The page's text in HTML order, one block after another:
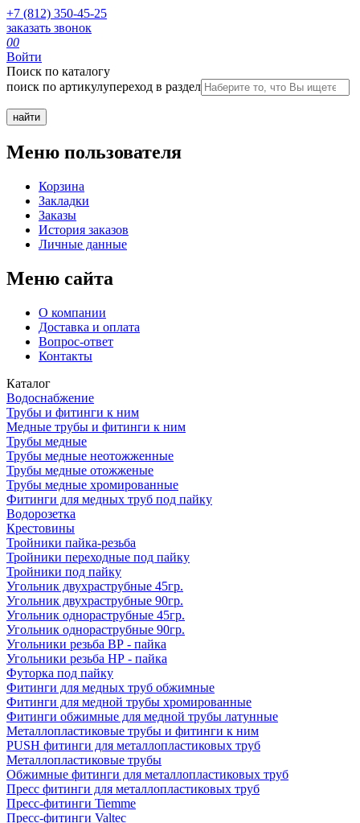
+7 (812) 350-45-25
заказать звонок
00
Войти
Поиск по каталогу
поиск по артикулупереход в раздел
Меню пользователя
Корзина
Закладки
Заказы
История заказов
Личные данные
Меню сайта
О компании
Доставка и оплата
Вопрос-ответ
Контакты
Каталог
Водоснабжение
Трубы и фитинги к ним
Медные трубы и фитинги к ним
Трубы медные
Трубы медные неотожженные
Трубы медные отожженые
Трубы медные хромированные
Фитинги для медных труб под пайку
Водорозетка
Крестовины
Тройники пайка-резьба
Тройники переходные под пайку
Тройники под пайку
Угольник двухраструбные 45гр.
Угольник двухраструбные 90гр.
Угольник однораструбные 45гр.
Угольник однораструбные 90гр.
Угольники резьба ВР - пайка
Угольники резьба НР - пайка
Футорка под пайку
Фитинги для медных труб обжимные
Фитинги для медной трубы хромированные
Фитинги обжимные для медной трубы латунные
Металлопластиковые трубы и фитинги к ним
PUSH фитинги для металлопластиковых труб
Металлопластиковые трубы
Обжимные фитинги для металлопластиковых труб
Пресс фитинги для металлопластиковых труб
Пресс-фитинги Tiemme
Пресс-фитинги Valtec